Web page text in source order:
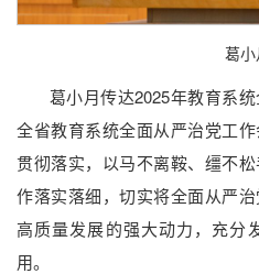
葛小
葛小月传达2025年教育系
全省教育系统全面从严治党工
贯彻落实，以马不离鞍、缰不
作落实落细，切实将全面从严
高质量发展的强大动力，充分
用。